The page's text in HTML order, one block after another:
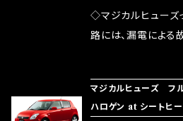
発揮します。 ・アク
ドリング安定化（静
など、これらの効果
モータースポーツシ
が大きい。 2.金属
中に漏電してしまう
ズが、マジカルヒュ
ヒューズの効果 マ
◇マジカルヒューズ
路には、漏電による
路として、各回路へ
しかし、ヒューズに
マジカルヒューズ
ハロゲン at シート